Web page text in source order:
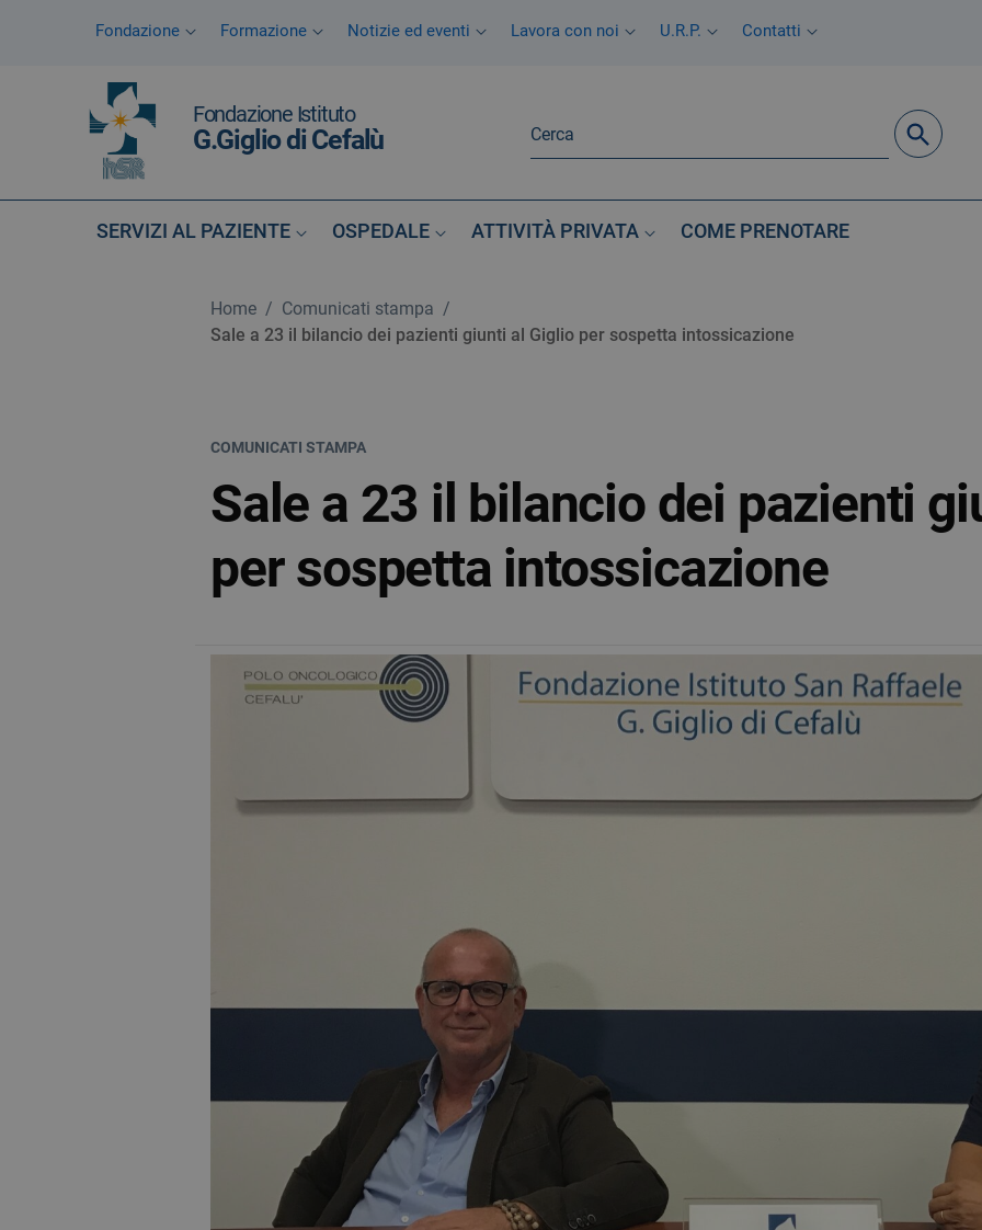
Vai al menu di navigazione
Fondazione Formazione Notizie ed eventi Lavora con noi U.R.P. Contatti
Fondazione Istituto
G.Giglio di Cefalù
SERVIZI AL PAZIENTE OSPEDALE ATTIVITÀ PRIVATA COME PRENOTARE
Home / Comunicati stampa /
Sale a 23 il bilancio dei pazienti giunti al Giglio per sospetta intossicazione
COMUNICATI STAMPA
Sale a 23 il bilancio dei pazienti
per sospetta intossicazione